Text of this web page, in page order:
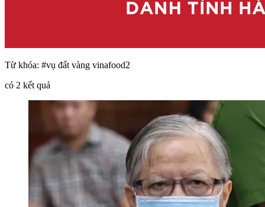
Từ khóa: #vụ đất vàng vinafood2
có 2 kết quả